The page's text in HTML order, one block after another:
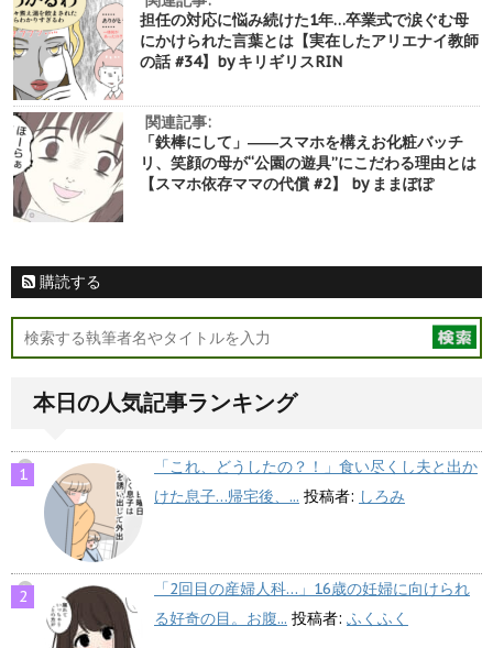
担任の対応に悩み続けた1年…卒業式で涙ぐむ母
にかけられた言葉とは【実在したアリエナイ教師
の話 #34】by キリギリスRIN
関連記事:
「鉄棒にして」――スマホを構えお化粧バッチ
リ、笑顔の母が“公園の遊具”にこだわる理由とは
【スマホ依存ママの代償 #2】 by ままぽぽ
購読する
本日の人気記事ランキング
「これ、どうしたの？！」食い尽くし夫と出か
けた息子…帰宅後、... 投稿者: しろみ
「2回目の産婦人科…」16歳の妊婦に向けられ
る好奇の目。お腹... 投稿者: ふくふく